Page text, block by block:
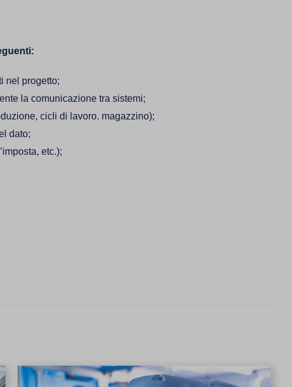
nel progetto;
la comunicazione tra sistemi;
cicli di lavoro. magazzino);
dato;
etc.);